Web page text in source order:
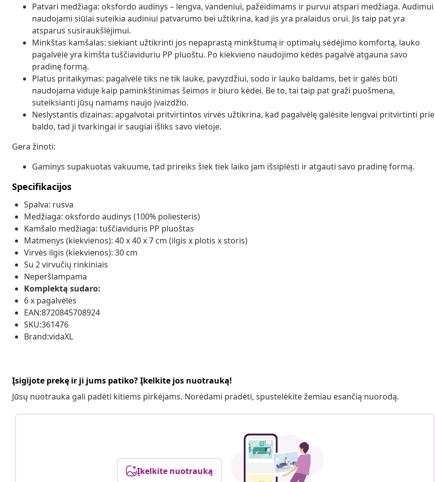
Patvari medžiaga: oksfordo audinys – lengva, vandeniui, pažeidimams ir purvui atspari medžiaga. Audimui
naudojami siūlai suteikia audiniui patvarumo bei užtikrina, kad jis yra pralaidus orui. Jis taip pat yra
atsparus susiraukšlėjimui.
Minkštas kamšalas: siekiant užtikrinti jos nepaprastą minkštumą ir optimalų sėdėjimo komfortą, lauko
pagalvėlė yra kimšta tuščiaviduriu PP pluoštu. Po kiekvieno naudojimo kėdės pagalvė atgauna savo
pradinę formą.
Platus pritaikymas: pagalvėlė tiks ne tik lauke, pavyzdžiui, sodo ir lauko baldams, bet ir galės būti
naudojama viduje kaip paminkštinimas šeimos ir biuro kėdei. Be to, tai taip pat graži puošmena,
suteiksianti jūsų namams naujo įvaizdžio.
Neslystantis dizainas: apgalvotai pritvirtintos virvės užtikrina, kad pagalvėlę galėsite lengvai pritvirtinti prie
baldo, tad ji tvarkingai ir saugiai išliks savo vietoje.
Gera žinoti:
Gaminys supakuotas vakuume, tad prireiks šiek tiek laiko jam išsiplėsti ir atgauti savo pradinę formą.
Specifikacijos
Spalva: rusva
Medžiaga: oksfordo audinys (100% poliesteris)
Kamšalo medžiaga: tuščiaviduris PP pluoštas
Matmenys (kiekvienos): 40 x 40 x 7 cm (ilgis x plotis x storis)
Virvės ilgis (kiekvienos): 30 cm
Su 2 virvučių rinkiniais
Neperšlampama
Komplektą sudaro:
6 x pagalvėlės
EAN:8720845708924
SKU:361476
Brand:vidaXL
Įsigijote prekę ir ji jums patiko? Įkelkite jos nuotrauką!
Jūsų nuotrauka gali padėti kitiems pirkėjams. Norėdami pradėti, spustelėkite žemiau esančią nuorodą.
Įkelkite nuotrauką